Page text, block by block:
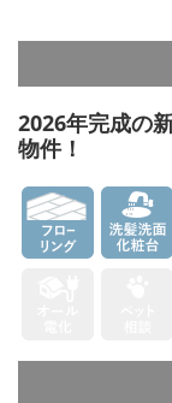
2026年完成の
物件！